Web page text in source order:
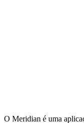
O Meridian é uma